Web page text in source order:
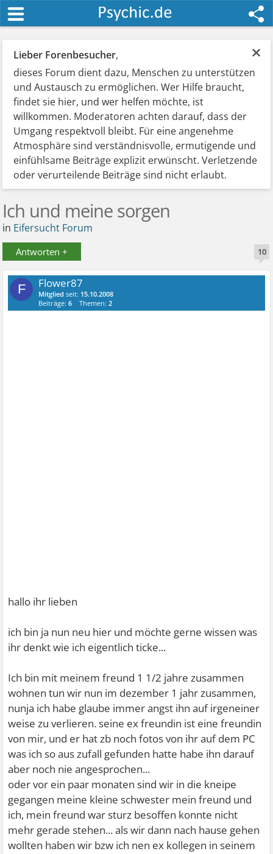
×
Lieber Forenbesucher,
dieses Forum dient dazu, Menschen zu unterstützen
und Austausch zu ermöglichen. Wer Hilfe braucht,
findet sie hier, und wer helfen möchte, ist
willkommen. Moderatoren achten darauf, dass der
Umgang respektvoll bleibt. Für eine angenehme
Atmosphäre sind verständnisvolle, ermutigende und
einfühlsame Beiträge explizit erwünscht. Verletzende
oder verurteilende Beiträge sind nicht erlaubt.
Ich und meine sorgen
in Eifersucht Forum
Antworten + 10
F Flower87
Mitglied seit: 15.10.2008
Beiträge:6 Themen:2
hallo ihr lieben
ich bin ja nun neu hier und möchte gerne wissen was
ihr denkt wie ich eigentlich ticke...
Ich bin mit meinem freund 1 1/2 jahre zusammen
wohnen tun wir nun im dezember 1 jahr zusammen,
nunja ich habe glaube immer angst ihn auf irgeneiner
weise zu verlieren. seine ex freundin ist eine freundin
von mir, und er hat zb noch fotos von ihr auf dem PC
was ich so aus zufall gefunden hatte habe ihn darauf
aber noch nie angesprochen...
oder vor ein paar monaten sind wir in die kneipe
gegangen meine kleine schwester mein freund und
ich, mein freund war sturz besoffen konnte nicht
mehr gerade stehen... als wir dann nach hause gehen
wollten haben wir bzw ich nen ex kollegen in seinem